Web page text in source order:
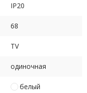
IP20
68
TV
одиночная
белый